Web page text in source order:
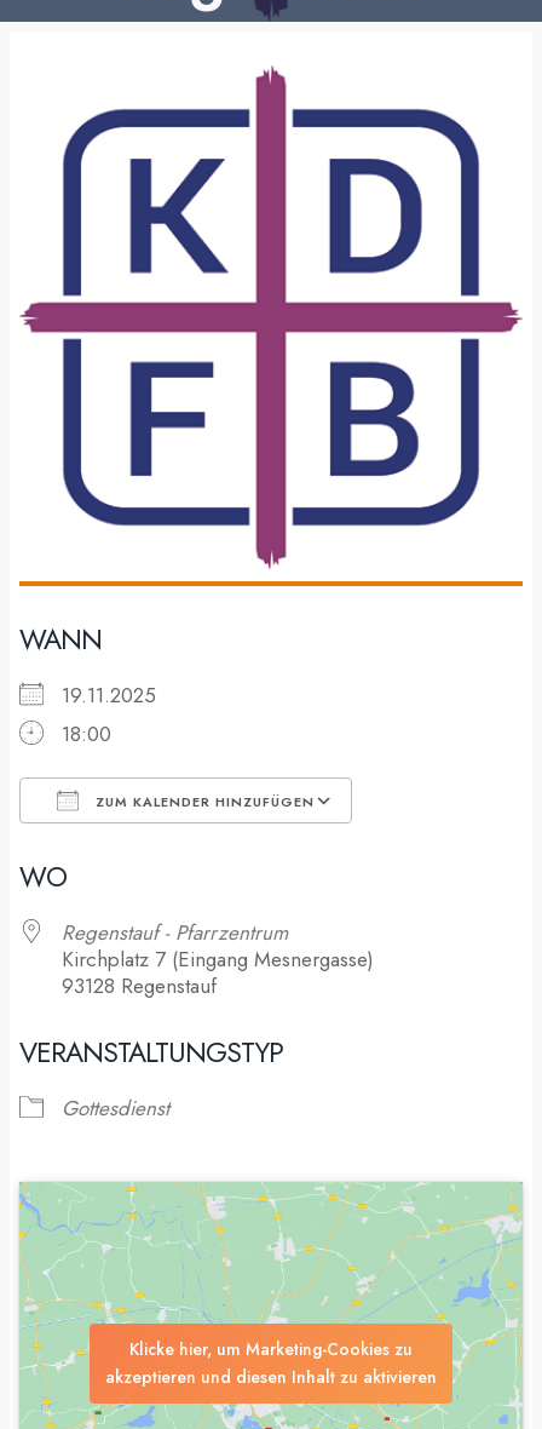
WANN
19.11.2025
18:00
ZUM KALENDER HINZUFÜGEN
WO
Regenstauf - Pfarrzentrum
Kirchplatz 7 (Eingang Mesnergasse)
93128 Regenstauf
VERANSTALTUNGSTYP
Gottesdienst
Klicke hier, um Marketing-Cookies zu
akzeptieren und diesen Inhalt zu aktivieren